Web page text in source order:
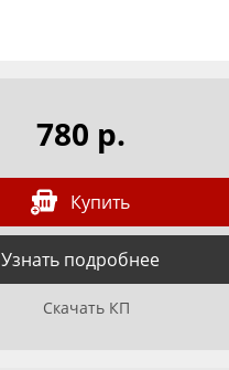
780 р.
Купить
Узнать подробнее
Скачать КП